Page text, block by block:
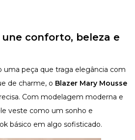
conforto, beleza e
uma peça que traga elegância com
de charme, o Blazer Mary Mousse
Com modelagem moderna e
veste como um sonho e
básico em algo sofisticado.